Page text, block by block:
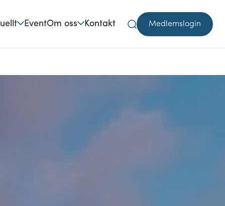
EventOm oss Kontakt Sök Medlemslogin